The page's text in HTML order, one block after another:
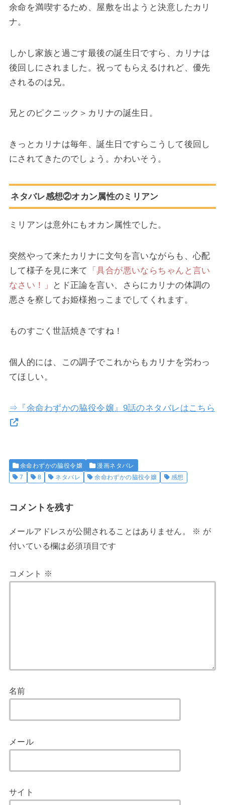
余命を満喫するため、屋敷を出ようと決意したカリ
ナ。
しかし家族と過ごす最後の誕生日ですら、カリナは
後回しにされました。祝ってもらえるけれど、優先
されるのは兄。
兄とのピクニック＞カリナの誕生日。
きっとカリナは毎年、誕生日ですらこうして後回し
にされてきたのでしょう。かわいそう。
ネタバレ感想②オカン属性のミリアン
ミリアンは意外にもオカン属性でした。
突然やって来たカリナに文句を言いながらも、心配
して様子を見に来て
「具合が悪いならちゃんと言い
なさい！」
とド正論を言い、さらにカリナの体調の
悪さを察してお姫様抱っこまでしてくれます。
ものすごく世話焼きですね！
個人的には、この調子でこれからもカリナを労わっ
てほしい。
⇒『余命わずかの脇役令嬢』9話のネタバレはこちら
余命わずかの脇役令嬢
漫画ネタバレ
7
8 ネタバレ 余命わずかの脇役令嬢 感想
コメントを残す
メールアドレスが公開されることはありません。 ※ が
付いている欄は必須項目です
コメント ※
名前
メール
サイト